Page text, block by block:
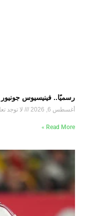
رسميًا.. فينيسيوس
أغسطس 6, 2026 لا توجد
Read More »